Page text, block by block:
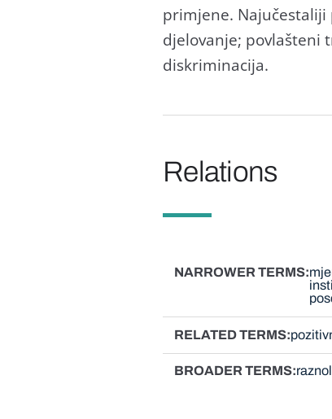
primjene.
djelovanje; povlašteni
diskriminacija.
Relations
NARROWER TERMS
RELATED TERMS
BROADER TERMS